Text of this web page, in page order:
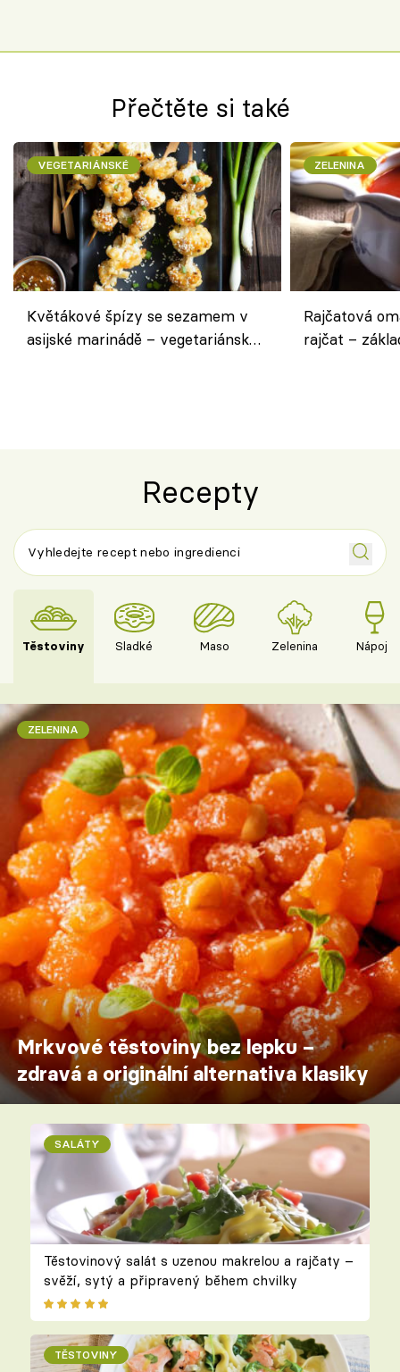
Přečtěte si také
VEGETARIÁNSKÉ
Květákové špízy se sezamem v
asijské marinádě – vegetariánská
ZELENINA
Rajčatová
rajčat –
Recepty
Těstoviny Sladké Maso Zelenina Nápoje
ZELENINA
Mrkvové těstoviny bez lepku –
zdravá a originální alternativa klasiky
SALÁTY
Těstovinový salát s uzenou makrelou a rajčaty –
svěží, sytý a připravený během chvilky
TĚSTOVINY